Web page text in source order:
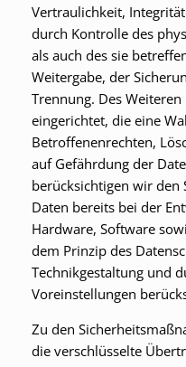
Vertraulichkeit,
durch Kontrolle des
als auch des sie
Weitergabe, der
Trennung. Des
eingerichtet, die eine
Betroffenenrechten,
auf Gefährdung der
berücksichtigen wir den
Daten bereits bei der
Hardware, Software
dem Prinzip des
Technikgestaltung und
Voreinstellungen
Zu den
die verschlüsselte